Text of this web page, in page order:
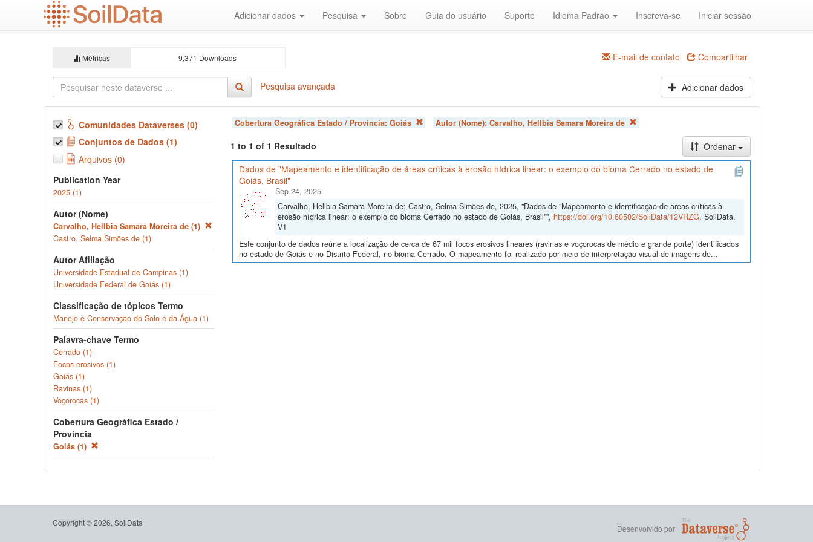
Adicionar dados Pesquisa Sobre Guia do usuário Suporte Idioma Padrão Inscreva-se Iniciar sessão
Métricas 9,371 Downloads E-mail de contato Compartilhar
Pesquisa avançada Adicionar dados
Comunidades Dataverses (0)
Conjuntos de Dados (1)
Arquivos (0)
Publication Year
2025 (1)
Autor (Nome)
Carvalho, Hellbia Samara Moreira de (1)
Castro, Selma Simões de (1)
Autor Afiliação
Universidade Estadual de Campinas (1)
Universidade Federal de Goiás (1)
Classificação de tópicos Termo
Manejo e Conservação do Solo e da Água (1)
Palavra-chave Termo
Cerrado (1)
Focos erosivos (1)
Goiás (1)
Ravinas (1)
Voçorocas (1)
Cobertura Geográfica Estado /
Província
Goiás (1)
Cobertura Geográfica Estado / Província: Goiás Autor (Nome): Carvalho, Hellbia Samara Moreira de
1 to 1 of 1 Resultado
Ordenar
Dados de "Mapeamento e identificação de áreas críticas à erosão hídrica linear: o exemplo do bioma Cerrado no estado de
Goiás, Brasil"
Sep 24, 2025
Carvalho, Hellbia Samara Moreira de; Castro, Selma Simões de, 2025, "Dados de "Mapeamento e identificação de áreas críticas à
erosão hídrica linear: o exemplo do bioma Cerrado no estado de Goiás, Brasil"", https://doi.org/10.60502/SoilData/12VRZG, SoilData,
V1
Este conjunto de dados reúne a localização de cerca de 67 mil focos erosivos lineares (ravinas e voçorocas de médio e grande porte) identificados
no estado de Goiás e no Distrito Federal, no bioma Cerrado. O mapeamento foi realizado por meio de interpretação visual de imagens de...
Copyright © 2026, SoilData
Desenvolvido por